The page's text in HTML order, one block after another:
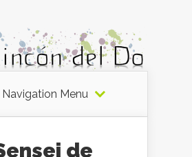
Navigation Menu
de